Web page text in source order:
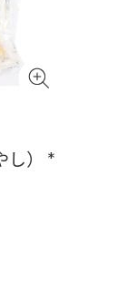
し） *